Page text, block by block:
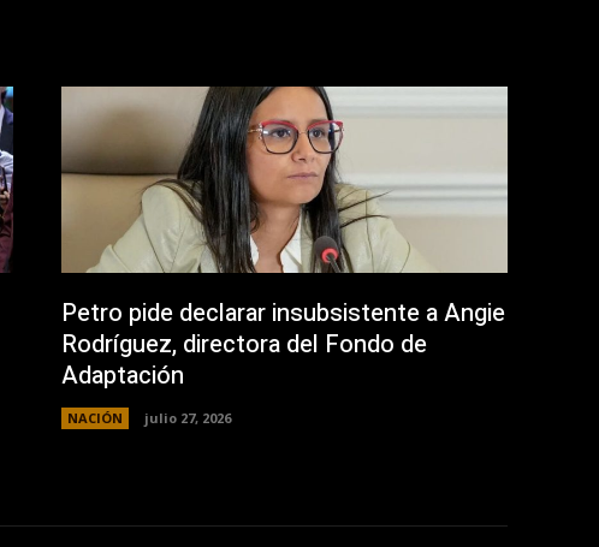
Petro pide declarar insubsistente a Angie
Rodríguez, directora del Fondo de
Adaptación
NACIÓN julio 27, 2026